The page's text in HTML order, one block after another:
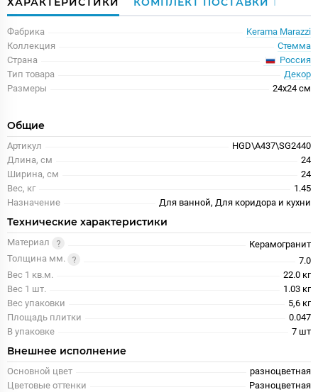
Фабрика
Kerama Marazzi
Коллекция
Стемма
Страна
Россия
Тип товара
Декор
Размеры
24x24 см
Общие
Артикул
HGD\A437\SG2440
Длина, см
24
Ширина, см
24
Вес, кг
1.45
Назначение
Для ванной, Для коридора и кухни
Технические характеристики
Материал
Керамогранит
Толщина мм.
7.0
Вес 1 кв.м.
22.0 кг
Вес 1 шт.
1.03 кг
Вес упаковки
5,6 кг
Площадь плитки
0.047
В упаковке
7 шт
Внешнее исполнение
Основной цвет
разноцветная
Цветовые оттенки
Разноцветная